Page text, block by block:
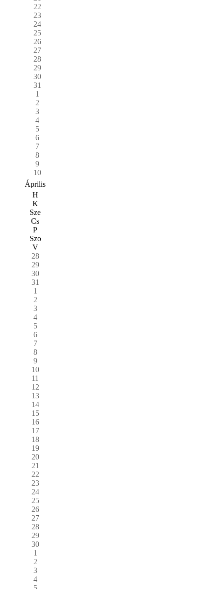
22
23
24
25
26
27
28
29
30
31
1
2
3
4
5
6
7
8
9
10
Április
H
K
Sze
Cs
P
Szo
V
28
29
30
31
1
2
3
4
5
6
7
8
9
10
11
12
13
14
15
16
17
18
19
20
21
22
23
24
25
26
27
28
29
30
1
2
3
4